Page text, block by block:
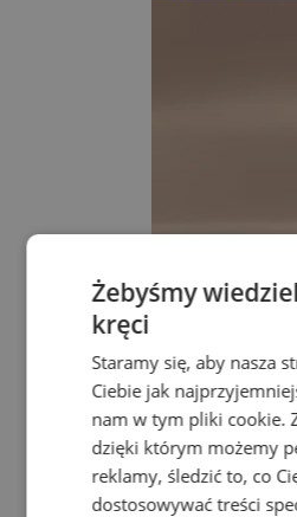
Żebyśmy
kręci
Staramy się, aby nasza
Ciebie jak
nam w tym pliki cookie.
dzięki którym możemy
reklamy, śledzić to, co
dostosowywać treści